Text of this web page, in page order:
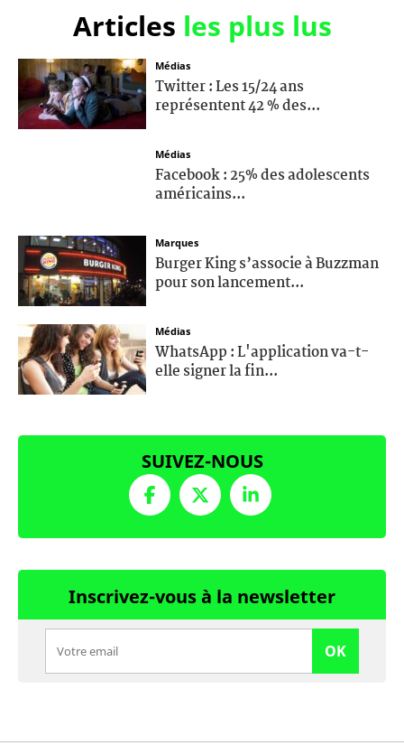
Articles les plus lus
Médias
Twitter : Les 15/24 ans
représentent 42 % des...
Médias
Facebook : 25% des adolescents
américains...
Marques
Burger King s’associe à Buzzman
pour son lancement...
Médias
WhatsApp : L'application va-t-
elle signer la fin...
SUIVEZ-NOUS
Inscrivez-vous à la newsletter
OK